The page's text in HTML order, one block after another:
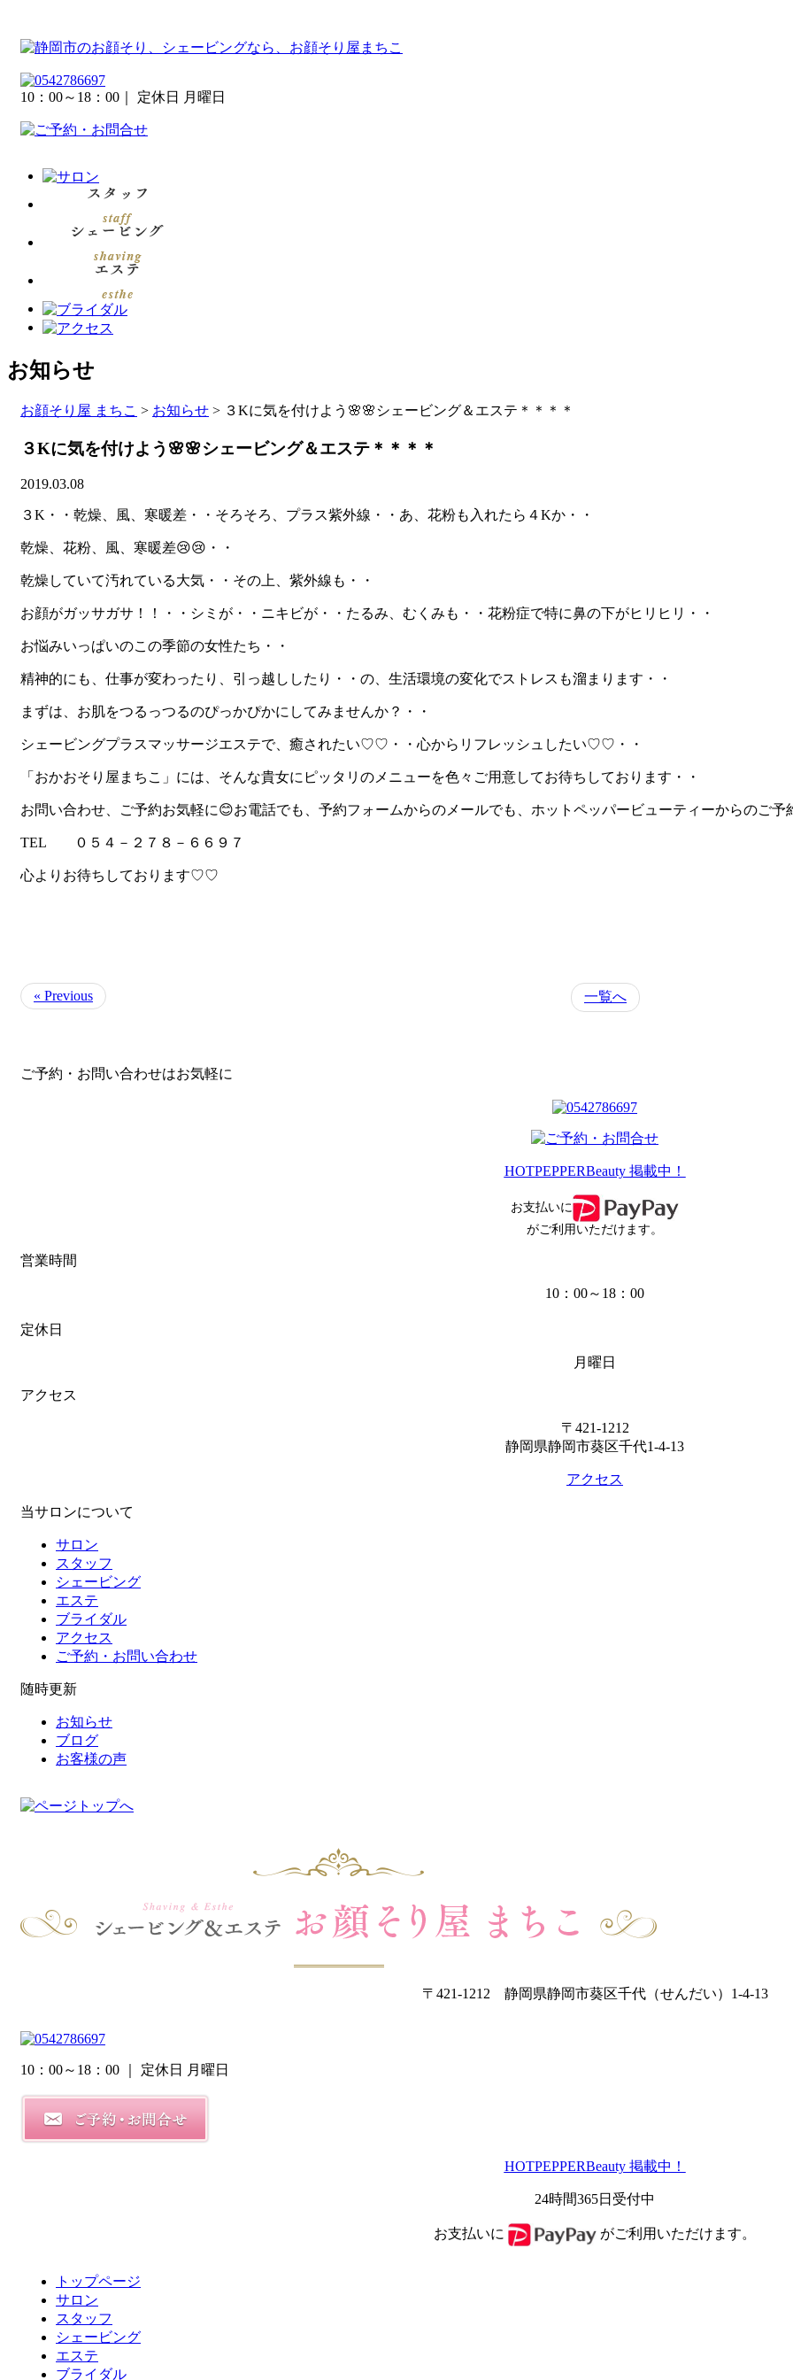
10：00～18：00 ｜ 定休日 月曜日
お知らせ
お顔そり屋 まちこ > お知らせ > ３Kに気を付けよう🌸🌸シェービング＆エステ＊＊＊＊
３Kに気を付けよう🌸🌸シェービング＆エステ＊＊＊＊
2019.03.08
３K・・乾燥、風、寒暖差・・そろそろ、プラス紫外線・・あ、花粉も入れたら４Kか・・
乾燥、花粉、風、寒暖差😢😢・・
乾燥していて汚れている大気・・その上、紫外線も・・
お顔がガッサガサ！！・・シミが・・ニキビが・・たるみ、むくみも・・花粉症で特に鼻の下がヒリヒリ・・
お悩みいっぱいのこの季節の女性たち・・
精神的にも、仕事が変わったり、引っ越ししたり・・の、生活環境の変化でストレスも溜まります・・
まずは、お肌をつるっつるのぴっかぴかにしてみませんか？・・
シェービングプラスマッサージエステで、癒されたい♡♡・・心からリフレッシュしたい♡♡・・
「おかおそり屋まちこ」には、そんな貴女にピッタリのメニューを色々ご用意してお待ちしております・・
お問い合わせ、ご予約お気軽に😊お電話でも、予約フォームからのメールでも、ホットペッパービューティーからのご予
TEL ０５４－２７８－６６９７
心よりお待ちしております♡♡
« Previous 一覧へ
ご予約・お問い合わせはお気軽に
HOTPEPPERBeauty 掲載中！
お支払いに
がご利用いただけます。
営業時間
10：00～18：00
定休日
月曜日
アクセス
〒421-1212
静岡県静岡市葵区千代1-4-13
アクセス
当サロンについて
サロン
スタッフ
シェービング
エステ
ブライダル
アクセス
ご予約・お問い合わせ
随時更新
お知らせ
ブログ
お客様の声
〒421-1212 静岡県静岡市葵区千代（せんだい）1-4-13
10：00～18：00 ｜ 定休日 月曜日
HOTPEPPERBeauty 掲載中！
24時間365日受付中
お支払いに がご利用いただけます。
トップページ
サロン
スタッフ
シェービング
エステ
ブライダル